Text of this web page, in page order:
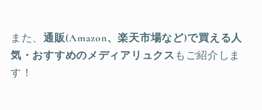
また、通販(Amazon、楽天市場など)で買える人
気・おすすめのメディアリュクス もご紹介しま
す！